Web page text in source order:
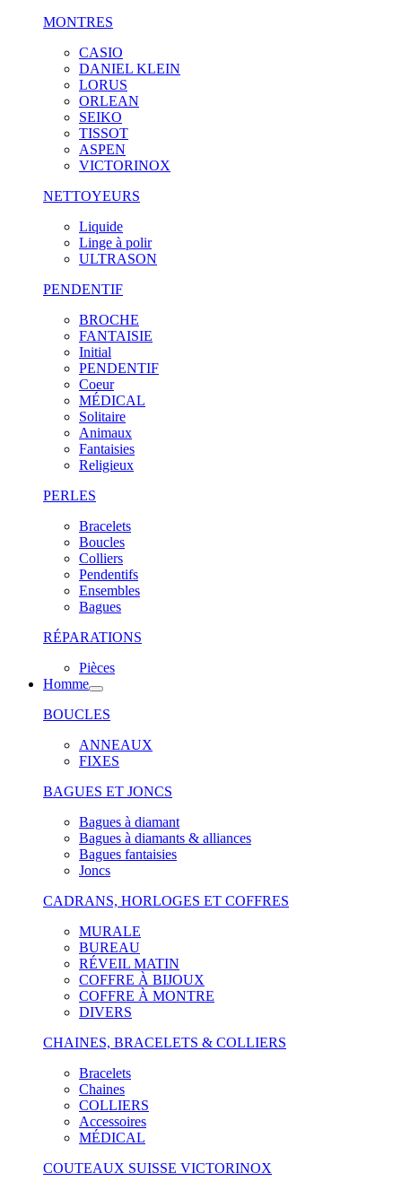
MONTRES
CASIO
DANIEL KLEIN
LORUS
ORLEAN
SEIKO
TISSOT
ASPEN
VICTORINOX
NETTOYEURS
Liquide
Linge à polir
ULTRASON
PENDENTIF
BROCHE
FANTAISIE
Initial
PENDENTIF
Coeur
MÉDICAL
Solitaire
Animaux
Fantaisies
Religieux
PERLES
Bracelets
Boucles
Colliers
Pendentifs
Ensembles
Bagues
RÉPARATIONS
Pièces
Homme
BOUCLES
ANNEAUX
FIXES
BAGUES ET JONCS
Bagues à diamant
Bagues à diamants & alliances
Bagues fantaisies
Joncs
CADRANS, HORLOGES ET COFFRES
MURALE
BUREAU
RÉVEIL MATIN
COFFRE À BIJOUX
COFFRE À MONTRE
DIVERS
CHAINES, BRACELETS & COLLIERS
Bracelets
Chaines
COLLIERS
Accessoires
MÉDICAL
COUTEAUX SUISSE VICTORINOX